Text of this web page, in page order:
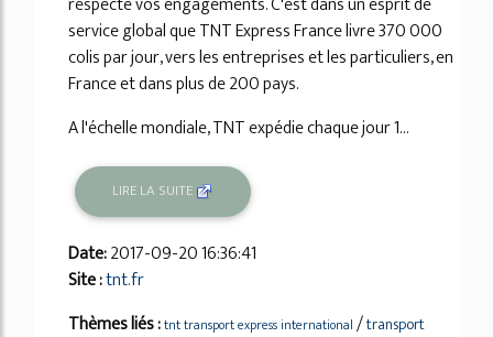
service global que TNT Express France livre 370 000
colis par jour, vers les entreprises et les particuliers, en
France et dans plus de 200 pays.
A l'échelle mondiale, TNT expédie chaque jour 1...
LIRE LA SUITE
Date:2017-09-20 16:36:41
Site :tnt.fr
Thèmes liés :tnt transport express international /transport